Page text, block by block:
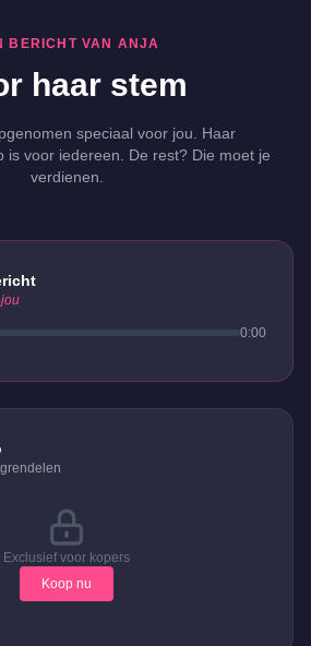
BERICHT VAN ANJA
haar stem
speciaal voor jou. Haar
is voor iedereen. De rest? Die moet je
verdienen.
0:00
Exclusief voor kopers
Koop nu